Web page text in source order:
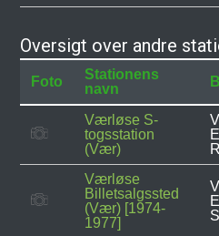
Oversigt over andre
Foto
Stationens
navn
Værløse S-
togsstation
(Vær)
Værløse
Billetsalgssted
(Vær) [1974-
1977]